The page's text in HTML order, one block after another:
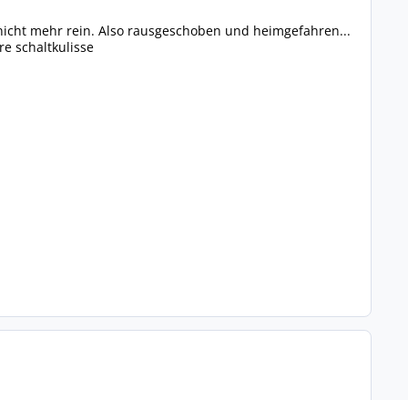
mehr rein. Also rausgeschoben und heimgefahren...
schaltkulisse